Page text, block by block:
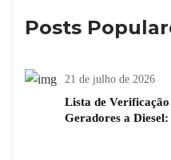
Posts
21 de julho de 2026
Lista de
Geradores a